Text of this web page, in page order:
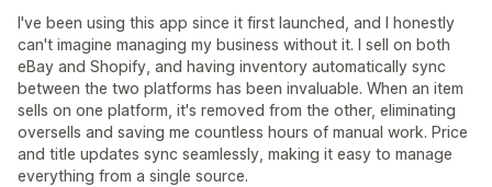
I've been using this app since it first launched, and I honestly
can't imagine managing my business without it. I sell on both
eBay and Shopify, and having inventory automatically sync
between the two platforms has been invaluable. When an item
sells on one platform, it's removed from the other, eliminating
oversells and saving me countless hours of manual work. Price
and title updates sync seamlessly, making it easy to manage
everything from a single source.